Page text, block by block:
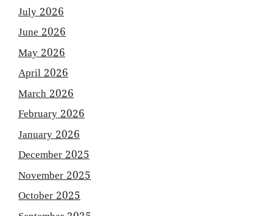
July 2026
June 2026
May 2026
April 2026
March 2026
February 2026
January 2026
December 2025
November 2025
October 2025